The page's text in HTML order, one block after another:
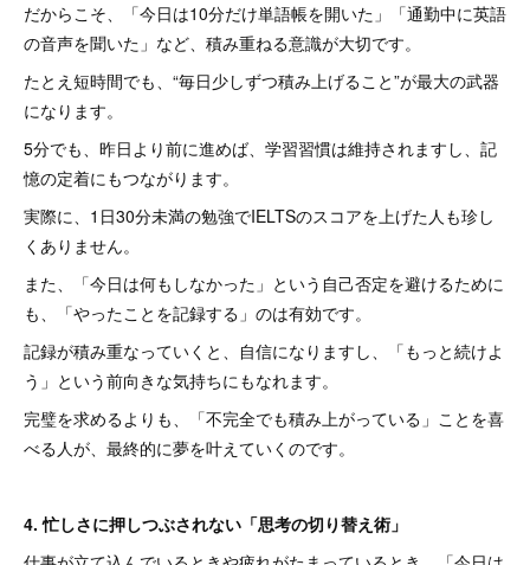
だからこそ、「今日は10分だけ単語帳を開いた」「通勤中に英語
の音声を聞いた」など、積み重ねる意識が大切です。
たとえ短時間でも、“毎日少しずつ積み上げること”が最大の武器
になります。
5分でも、昨日より前に進めば、学習習慣は維持されますし、記
憶の定着にもつながります。
実際に、1日30分未満の勉強でIELTSのスコアを上げた人も珍し
くありません。
また、「今日は何もしなかった」という自己否定を避けるために
も、「やったことを記録する」のは有効です。
記録が積み重なっていくと、自信になりますし、「もっと続けよ
う」という前向きな気持ちにもなれます。
完璧を求めるよりも、「不完全でも積み上がっている」ことを喜
べる人が、最終的に夢を叶えていくのです。
4. 忙しさに押しつぶされない「思考の切り替え術」